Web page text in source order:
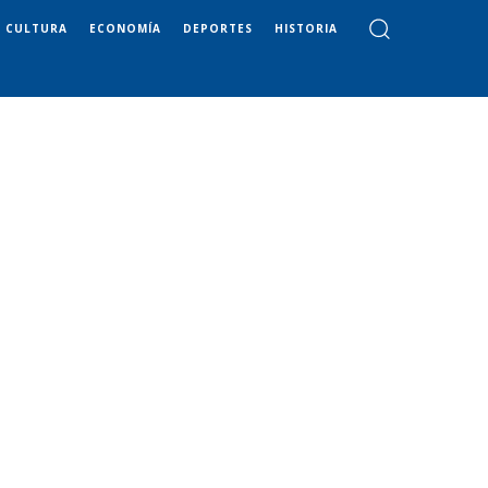
CULTURA ECONOMÍA DEPORTES HISTORIA